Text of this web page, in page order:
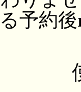
予約後